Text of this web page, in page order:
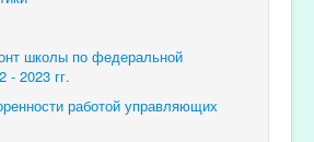
школы по федеральной
- 2023 гг.
работой управляющих